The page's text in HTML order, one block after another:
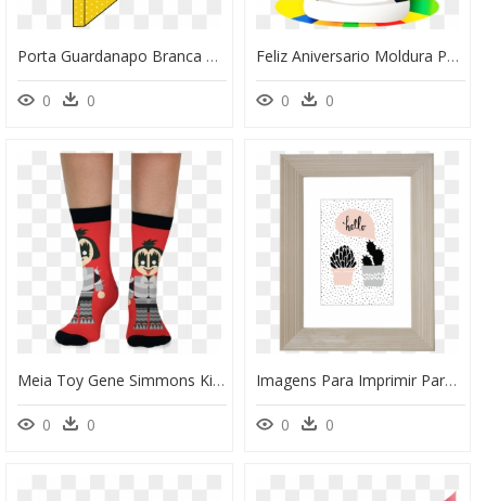
Porta Guardanapo Branca De Neve Para Imprimir, HD Png Download
0 0
Feliz Aniversario Moldura Para , Png Download - Molduras Feliz De Aniversario, Transparent Png
0 0
Meia Toy Gene Simmons Kiss De Rafael Gomesna - Meia Para Dia Dos Pais, HD Png Download
0 0
Imagens Para Imprimir Para Quadros De Sala, HD Png Download
0 0